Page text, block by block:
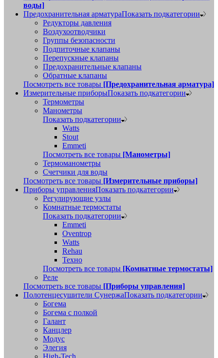
воды]
Предохранительная арматураПоказать подкатегории
Редукторы давления
Воздухоотводчики
Группы безопасности
Подпиточные клапаны
Перепускные клапаны
Предохранительные клапаны
Обратные клапаны
Посмотреть все товары [Предохранительная арматура]
Измерительные приборыПоказать подкатегории
Термометры
Манометры
Показать подкатегории
Watts
Stout
Emmeti
Посмотреть все товары [Манометры]
Термоманометры
Счетчики для воды
Посмотреть все товары [Измерительные приборы]
Приборы управленияПоказать подкатегории
Регулирующие узлы
Комнатные термостаты
Показать подкатегории
Emmeti
Oventrop
Watts
Rehau
Техно
Посмотреть все товары [Комнатные термостаты]
Реле
Посмотреть все товары [Приборы управления]
Полотенцесушители СунержаПоказать подкатегории
Богема
Богема с полкой
Галант
Канцлер
Модус
Элегия
High-Tech